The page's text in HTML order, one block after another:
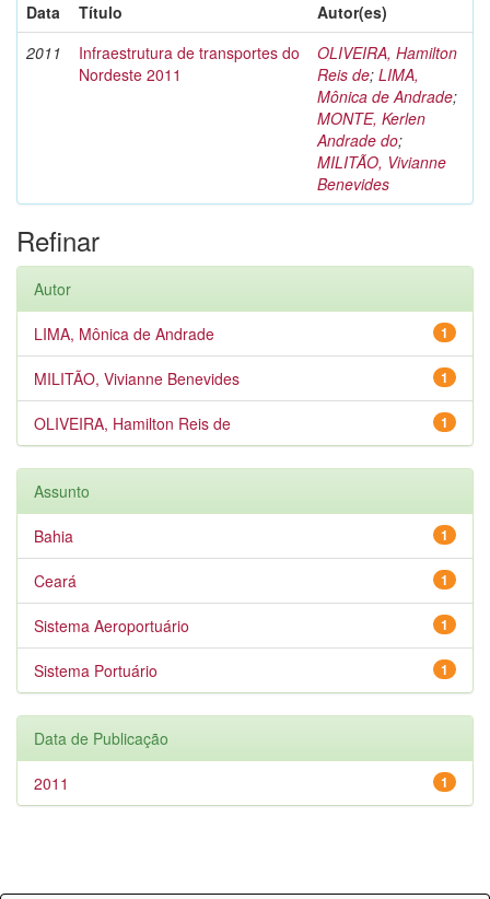
Data
Título
Autor(es)
2011
Infraestrutura de transportes do
Nordeste 2011
OLIVEIRA, Hamilton
Reis de; LIMA,
Mônica de Andrade;
MONTE, Kerlen
Andrade do;
MILITÃO, Vivianne
Benevides
Refinar
Autor
1
LIMA, Mônica de Andrade
1
MILITÃO, Vivianne Benevides
1
OLIVEIRA, Hamilton Reis de
Assunto
1
Bahia
1
Ceará
1
Sistema Aeroportuário
1
Sistema Portuário
Data de Publicação
1
2011